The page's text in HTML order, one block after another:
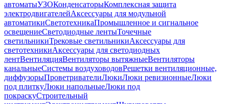
автоматыУЗОКонденсаторыКомплексная защита
электродвигателейАксессуары для модульной
автоматикиСветотехникаПромышленное и сигнальное
освещениеСветодиодные лентыТочечные
светильникиТрековые светильникиАксессуары для
светотехникиАксессуары для светодиодных
лентВентиляцияВентиляторы вытяжныеВентиляторы
канальныеСистемы воздуховодовРешетки вентиляционные,
диффузорыПроветривателиЛюкиЛюки ревизионныеЛюки
под плиткуЛюки напольныеЛюки под
покраскуСтроительный